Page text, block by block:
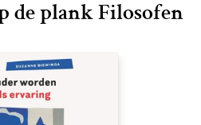
de plank Filosofen